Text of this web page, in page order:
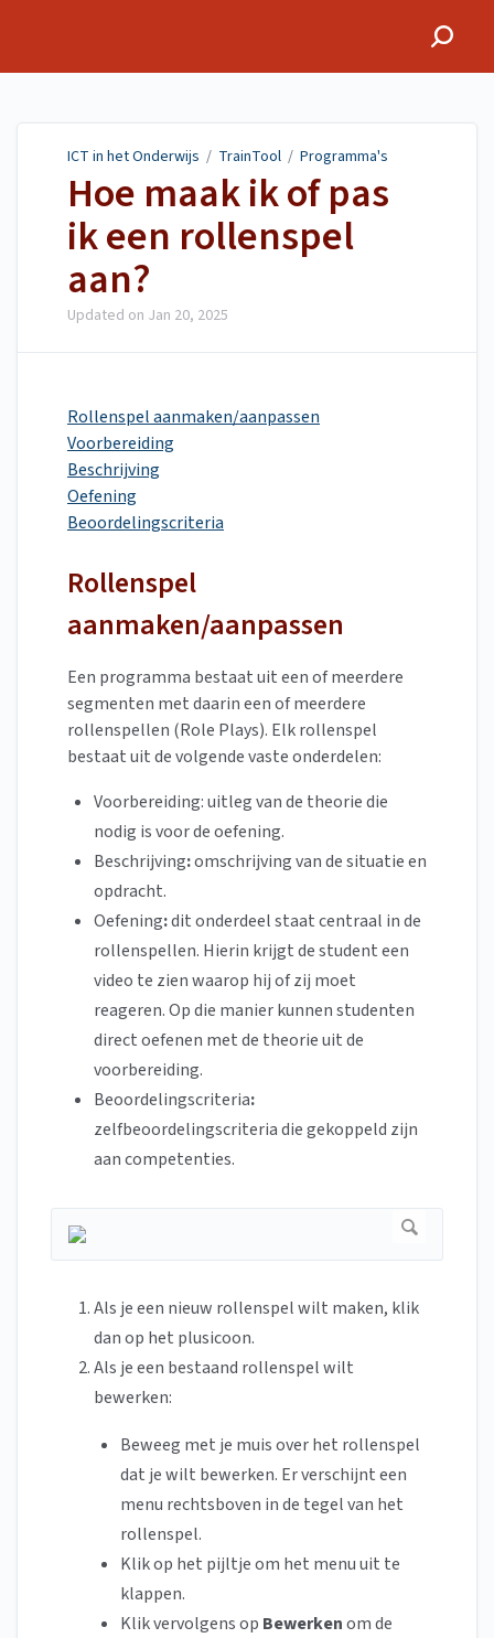
ICT in het Onderwijs / TrainTool / Programma's
Hoe maak ik of pas
ik een rollenspel
aan?
Updated on Jan 20, 2025
Rollenspel aanmaken/aanpassen
Voorbereiding
Beschrijving
Oefening
Beoordelingscriteria
Rollenspel
aanmaken/aanpassen
Een programma bestaat uit een of meerdere
segmenten met daarin een of meerdere
rollenspellen (Role Plays). Elk rollenspel
bestaat uit de volgende vaste onderdelen:
Voorbereiding: uitleg van de theorie die
nodig isvoor de oefening.
Beschrijving:omschrijving van de situatie en
opdracht.
Oefening:dit onderdeel staat centraal in de
rollenspellen. Hierin krijgt de student een
video te zien waarop hij of zij moet
reageren. Op die manier kunnen studenten
direct oefenen met de theorie uit de
voorbereiding.
Beoordelingscriteria:
zelfbeoordelingscriteria die gekoppeld zijn
aan competenties.
Als je een nieuw rollenspel wilt maken, klik
dan op het plusicoon.
Als je een bestaand rollenspel wilt
bewerken:
Beweeg met je muis over het rollenspel
dat je wilt bewerken. Er verschijnt een
menu rechtsboven in de tegel van het
rollenspel.
Klik op het pijltje om het menu uit te
klappen.
Klik vervolgens op Bewerkenom de